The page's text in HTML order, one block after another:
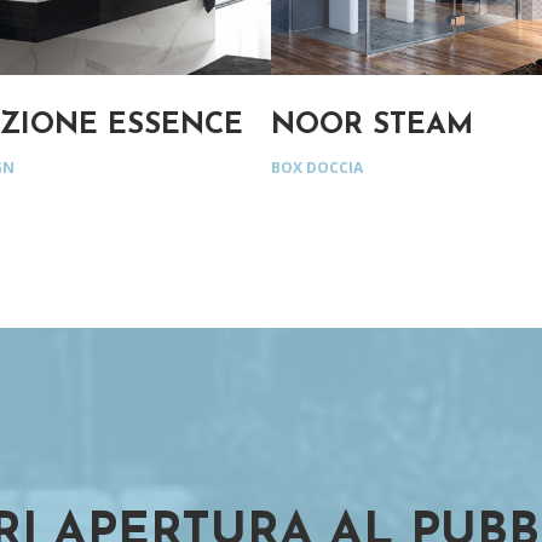
ESSENCE NOOR STEAM
BOX DOCCIA